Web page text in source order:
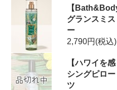
【
グランスミ
ー
2,790円(税込)
【ハワイを
シングピロ
ツ